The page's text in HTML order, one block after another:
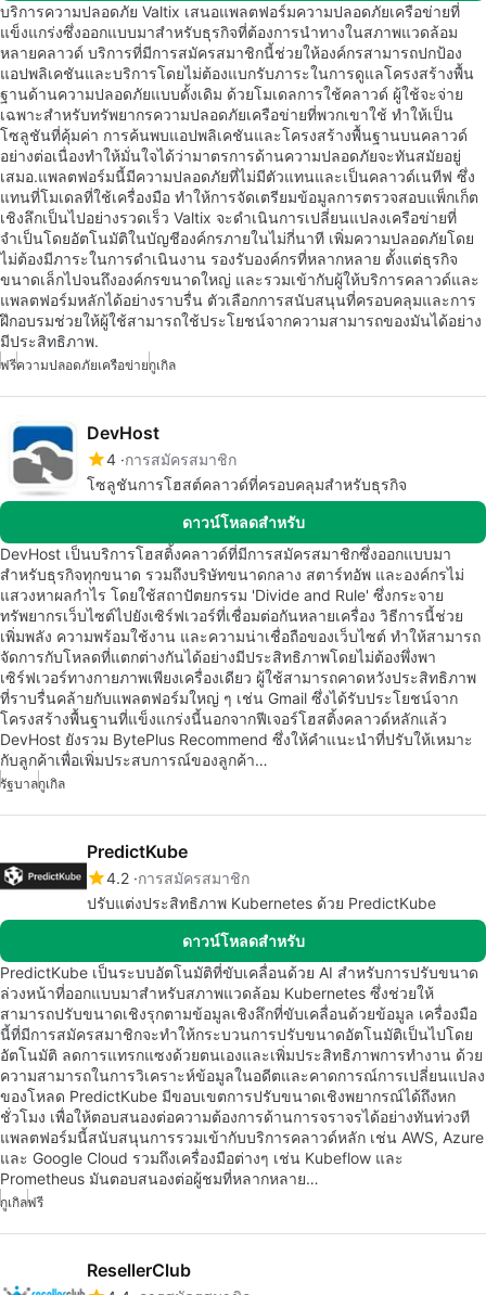
บริการความปลอดภัย Valtix เสนอแพลตฟอร์มความปลอดภัยเครือข่ายที่
แข็งแกร่งซึ่งออกแบบมาสำหรับธุรกิจที่ต้องการนำทางในสภาพแวดล้อม
หลายคลาวด์ บริการที่มีการสมัครสมาชิกนี้ช่วยให้องค์กรสามารถปกป้อง
แอปพลิเคชันและบริการโดยไม่ต้องแบกรับภาระในการดูแลโครงสร้างพื้น
ฐานด้านความปลอดภัยแบบดั้งเดิม ด้วยโมเดลการใช้คลาวด์ ผู้ใช้จะจ่าย
เฉพาะสำหรับทรัพยากรความปลอดภัยเครือข่ายที่พวกเขาใช้ ทำให้เป็น
โซลูชันที่คุ้มค่า การค้นพบแอปพลิเคชันและโครงสร้างพื้นฐานบนคลาวด์
อย่างต่อเนื่องทำให้มั่นใจได้ว่ามาตรการด้านความปลอดภัยจะทันสมัยอยู่
เสมอ.แพลตฟอร์มนี้มีความปลอดภัยที่ไม่มีตัวแทนและเป็นคลาวด์เนทีฟ ซึ่ง
แทนที่โมเดลที่ใช้เครื่องมือ ทำให้การจัดเตรียมข้อมูลการตรวจสอบแพ็กเก็ต
เชิงลึกเป็นไปอย่างรวดเร็ว Valtix จะดำเนินการเปลี่ยนแปลงเครือข่ายที่
จำเป็นโดยอัตโนมัติในบัญชีองค์กรภายในไม่กี่นาที เพิ่มความปลอดภัยโดย
ไม่ต้องมีภาระในการดำเนินงาน รองรับองค์กรที่หลากหลาย ตั้งแต่ธุรกิจ
ขนาดเล็กไปจนถึงองค์กรขนาดใหญ่ และรวมเข้ากับผู้ให้บริการคลาวด์และ
แพลตฟอร์มหลักได้อย่างราบรื่น ตัวเลือกการสนับสนุนที่ครอบคลุมและการ
ฝึกอบรมช่วยให้ผู้ใช้สามารถใช้ประโยชน์จากความสามารถของมันได้อย่าง
มีประสิทธิภาพ.
ฟรีความปลอดภัยเครือข่ายกูเกิล
DevHost
4 การสมัครสมาชิก
โซลูชันการโฮสต์คลาวด์ที่ครอบคลุมสำหรับธุรกิจ
ดาวน์โหลดสำหรับ
DevHost เป็นบริการโฮสติ้งคลาวด์ที่มีการสมัครสมาชิกซึ่งออกแบบมา
สำหรับธุรกิจทุกขนาด รวมถึงบริษัทขนาดกลาง สตาร์ทอัพ และองค์กรไม่
แสวงหาผลกำไร โดยใช้สถาปัตยกรรม 'Divide and Rule' ซึ่งกระจาย
ทรัพยากรเว็บไซต์ไปยังเซิร์ฟเวอร์ที่เชื่อมต่อกันหลายเครื่อง วิธีการนี้ช่วย
เพิ่มพลัง ความพร้อมใช้งาน และความน่าเชื่อถือของเว็บไซต์ ทำให้สามารถ
จัดการกับโหลดที่แตกต่างกันได้อย่างมีประสิทธิภาพโดยไม่ต้องพึ่งพา
เซิร์ฟเวอร์ทางกายภาพเพียงเครื่องเดียว ผู้ใช้สามารถคาดหวังประสิทธิภาพ
ที่ราบรื่นคล้ายกับแพลตฟอร์มใหญ่ ๆ เช่น Gmail ซึ่งได้รับประโยชน์จาก
โครงสร้างพื้นฐานที่แข็งแกร่งนี้นอกจากฟีเจอร์โฮสติ้งคลาวด์หลักแล้ว
DevHost ยังรวม BytePlus Recommend ซึ่งให้คำแนะนำที่ปรับให้เหมาะ
กับลูกค้าเพื่อเพิ่มประสบการณ์ของลูกค้า…
รัฐบาลกูเกิล
PredictKube
4.2 การสมัครสมาชิก
ปรับแต่งประสิทธิภาพ Kubernetes ด้วย PredictKube
ดาวน์โหลดสำหรับ
PredictKube เป็นระบบอัตโนมัติที่ขับเคลื่อนด้วย AI สำหรับการปรับขนาด
ล่วงหน้าที่ออกแบบมาสำหรับสภาพแวดล้อม Kubernetes ซึ่งช่วยให้
สามารถปรับขนาดเชิงรุกตามข้อมูลเชิงลึกที่ขับเคลื่อนด้วยข้อมูล เครื่องมือ
นี้ที่มีการสมัครสมาชิกจะทำให้กระบวนการปรับขนาดอัตโนมัติเป็นไปโดย
อัตโนมัติ ลดการแทรกแซงด้วยตนเองและเพิ่มประสิทธิภาพการทำงาน ด้วย
ความสามารถในการวิเคราะห์ข้อมูลในอดีตและคาดการณ์การเปลี่ยนแปลง
ของโหลด PredictKube มีขอบเขตการปรับขนาดเชิงพยากรณ์ได้ถึงหก
ชั่วโมง เพื่อให้ตอบสนองต่อความต้องการด้านการจราจรได้อย่างทันท่วงที
แพลตฟอร์มนี้สนับสนุนการรวมเข้ากับบริการคลาวด์หลัก เช่น AWS, Azure
และ Google Cloud รวมถึงเครื่องมือต่างๆ เช่น Kubeflow และ
Prometheus มันตอบสนองต่อผู้ชมที่หลากหลาย…
กูเกิลฟรี
ResellerClub